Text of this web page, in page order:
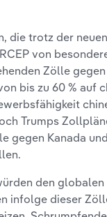
die trotz der
von
Zölle
bis zu 60 % auf
Trumps
gegen Kanada
den
infolge dieser